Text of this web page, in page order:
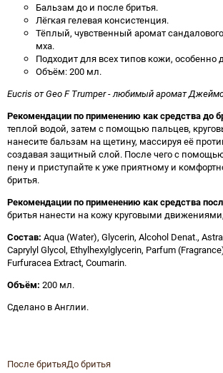
Бальзам до и после бритья.
Лёгкая гелевая консистенция.
Тёплый, чувственный аромат
мха.
Подходит для всех типов кожи, особенно
Объём: 200 мл.
Eucris от Geo F Trumper - любимый аромат
Рекомендации по применению как средства до
теплой водой, затем с помощью пальцев,
нанесите бальзам на щетину, массируя её
создавая защитный слой. После чего с
пену и приступайте к уже приятному и
бритья.
Рекомендации по применению как средства
бритья нанести на кожу круговыми
Состав: Aqua (Water), Glycerin, Alcohol Denat.,
Caprylyl Glycol, Ethylhexylglycerin, Parfum
Furfuracea Extract, Coumarin.
Объём: 200 мл.
Сделано в Англии.
После бритьяДо бритья